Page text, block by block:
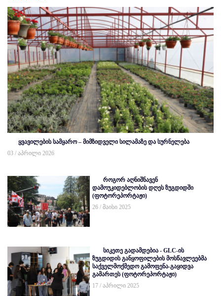
ყვავილების სამყარო – მიმზიდველი სილამაზე და სურნელება
03 / აპრილი 2026
როგორ აღნიშნავენ
დამოუკიდებლობის დღეს ზუგდიდში
(ფოტორეპორტაჟი)
26 / მაისი 2025
სიკეთე გადამდებია - GLC-ის
ზუგდიდის განყოფილების მოსწავლეებმა
საქველმოქმედო გამოფენა-გაყიდვა
გამართეს (ფოტორეპორტაჟი)
17 / აპრილი 2025